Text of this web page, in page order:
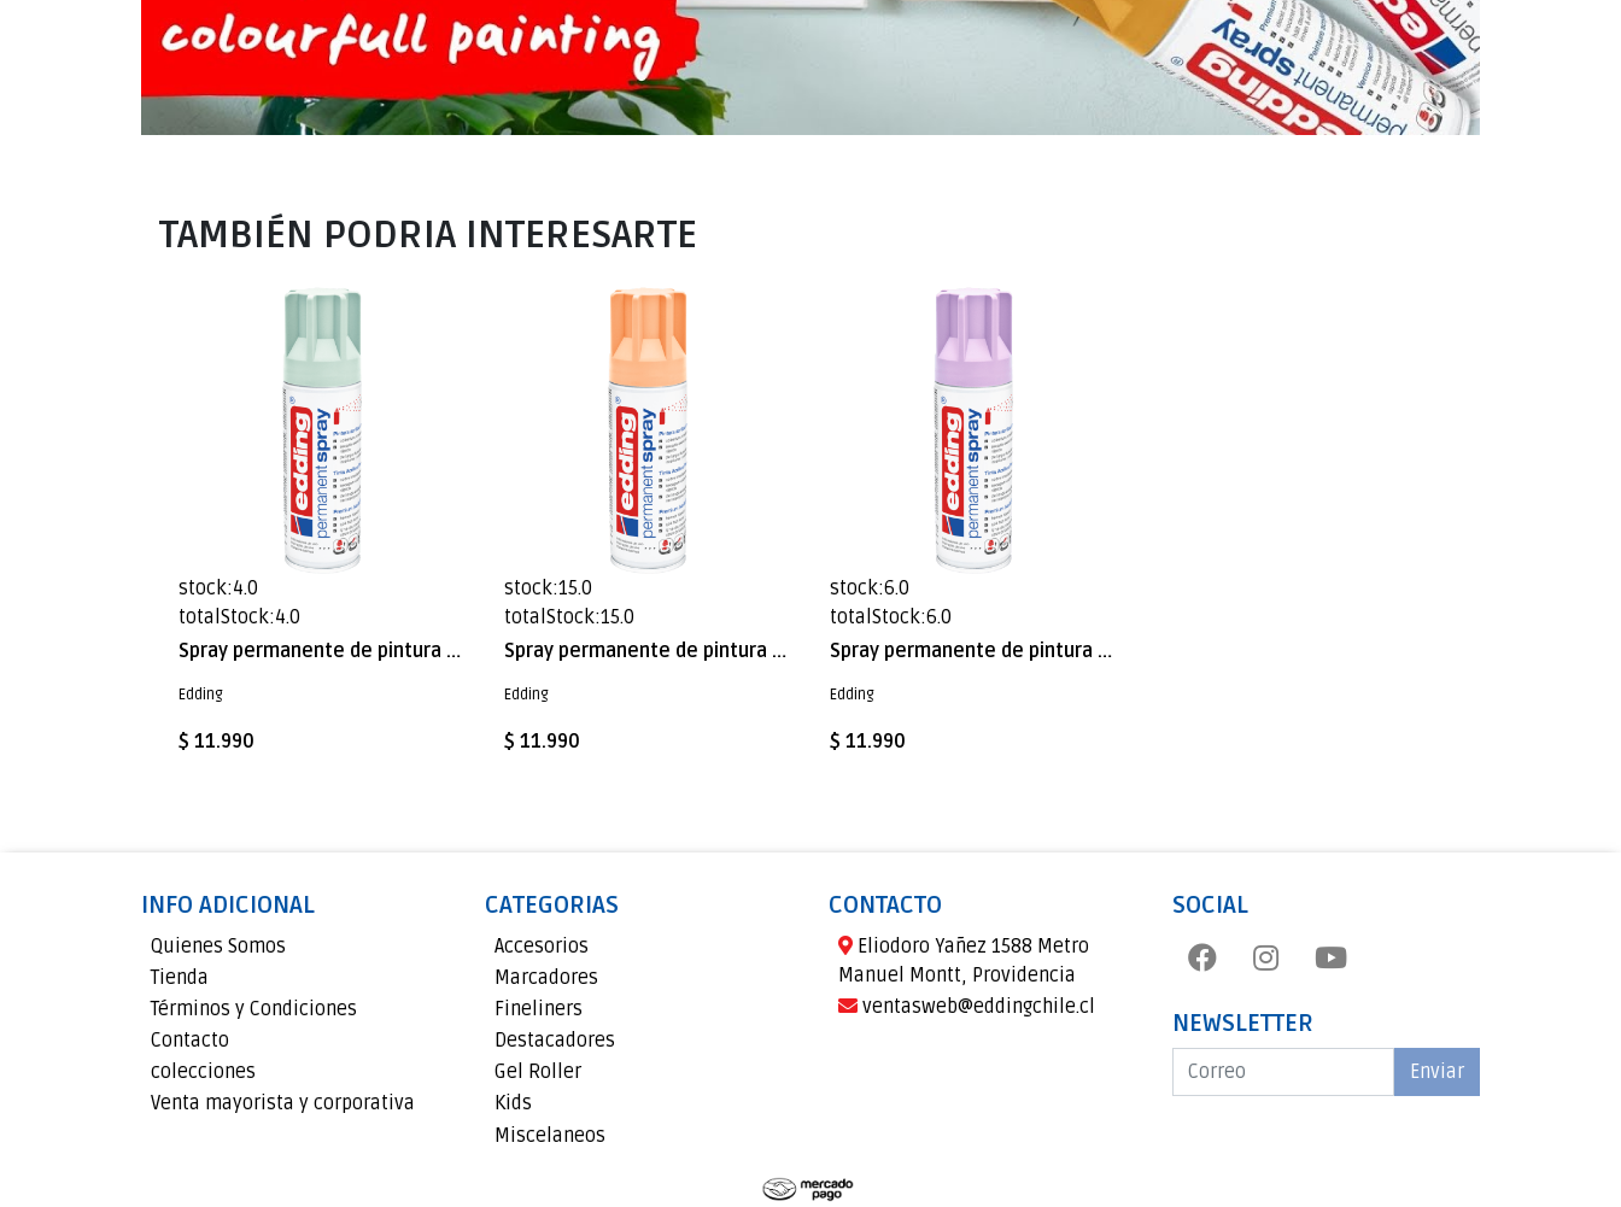
TAMBIÉN PODRIA INTERESARTE
stock:4.0
totalStock:4.0
Spray permanente de pintura acrílica de alta gama Edding E-5200 Menta Mate
Edding
$ 11.990
stock:15.0
totalStock:15.0
Spray permanente de pintura acrílica de alta gama Edding E-5200 Durazno Mate
Edding
$ 11.990
stock:6.0
totalStock:6.0
Spray permanente de pintura acrílica de alta gama Edding E-5200 Lavanda Mate
Edding
$ 11.990
INFO ADICIONAL
Quienes Somos
Tienda
Términos y Condiciones
Contacto
colecciones
Venta mayorista y corporativa
CATEGORIAS
Accesorios
Marcadores
Fineliners
Destacadores
Gel Roller
Kids
Miscelaneos
CONTACTO
Eliodoro Yañez 1588 Metro
Manuel Montt, Providencia
ventasweb@eddingchile.cl
SOCIAL
NEWSLETTER
Enviar